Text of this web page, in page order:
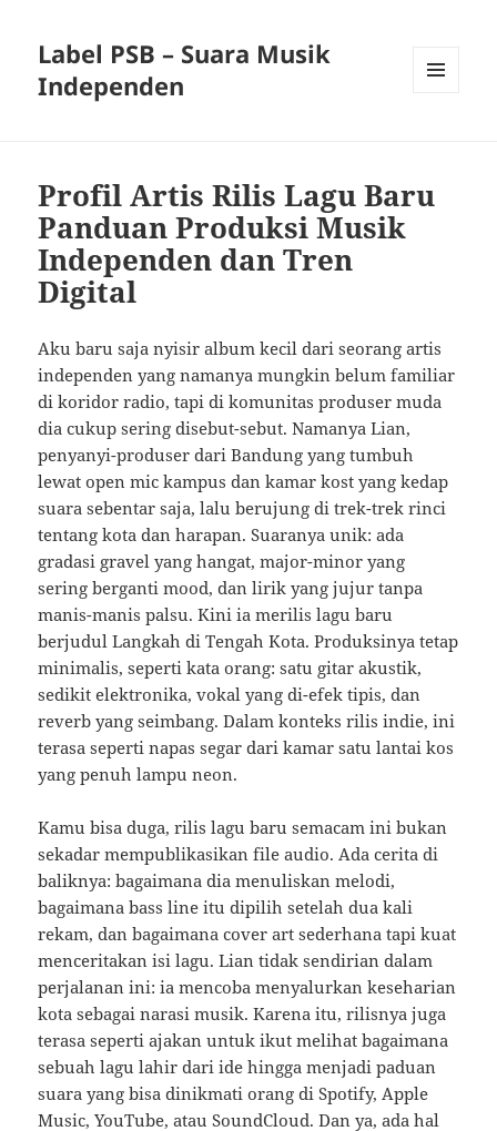
Label PSB – Suara Musik
Independen
Profil Artis Rilis Lagu Baru
Panduan Produksi Musik
Independen dan Tren
Digital
Aku baru saja nyisir album kecil dari seorang artis
independen yang namanya mungkin belum familiar
di koridor radio, tapi di komunitas produser muda
dia cukup sering disebut-sebut. Namanya Lian,
penyanyi-produser dari Bandung yang tumbuh
lewat open mic kampus dan kamar kost yang kedap
suara sebentar saja, lalu berujung di trek-trek rinci
tentang kota dan harapan. Suaranya unik: ada
gradasi gravel yang hangat, major-minor yang
sering berganti mood, dan lirik yang jujur tanpa
manis-manis palsu. Kini ia merilis lagu baru
berjudul Langkah di Tengah Kota. Produksinya tetap
minimalis, seperti kata orang: satu gitar akustik,
sedikit elektronika, vokal yang di-efek tipis, dan
reverb yang seimbang. Dalam konteks rilis indie, ini
terasa seperti napas segar dari kamar satu lantai kos
yang penuh lampu neon.
Kamu bisa duga, rilis lagu baru semacam ini bukan
sekadar mempublikasikan file audio. Ada cerita di
baliknya: bagaimana dia menuliskan melodi,
bagaimana bass line itu dipilih setelah dua kali
rekam, dan bagaimana cover art sederhana tapi kuat
menceritakan isi lagu. Lian tidak sendirian dalam
perjalanan ini: ia mencoba menyalurkan keseharian
kota sebagai narasi musik. Karena itu, rilisnya juga
terasa seperti ajakan untuk ikut melihat bagaimana
sebuah lagu lahir dari ide hingga menjadi paduan
suara yang bisa dinikmati orang di Spotify, Apple
Music, YouTube, atau SoundCloud. Dan ya, ada hal